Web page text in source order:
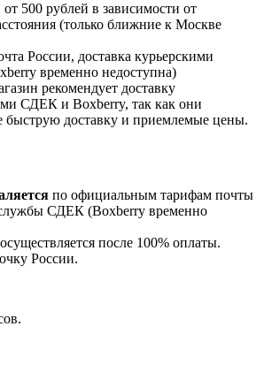
от 500 рублей в зависимости от
(только ближние к Москве
России, доставка курьерскими
временно недоступна)
рекомендует доставку
СДЕК и Boxberry, так как они
быструю доставку и приемлемые цены.
по официальным тарифам почты
СДЕК (Boxberry временно
после 100% оплаты.
России.